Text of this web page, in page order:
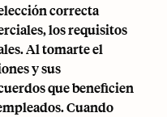
correcta
los requisitos
Al tomarte el
y sus
que beneficien
Cuando